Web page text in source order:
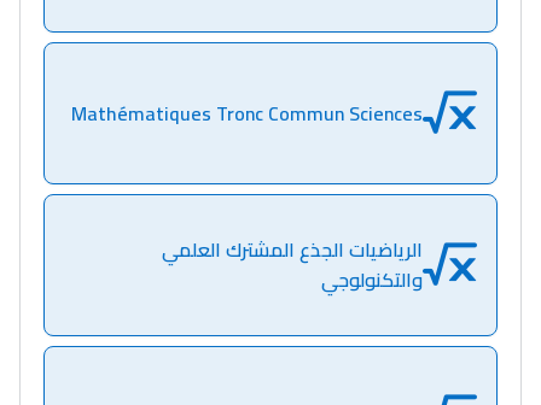
دليل المهن
دليل التوجيه
التوجيه بالثانوي و الإعدادي
Mathématiques Tronc Commun Sciences
الرياضيات الجذع المشترك العلمي
والتكنولوجي